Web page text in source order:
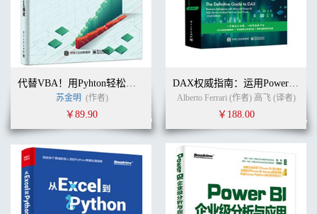
第5章 发布Power BI报表 / 135
5.1 Power BI Online菜单介绍与发布工作簿 / 135
5.1.1 Power BI Online菜单介绍 / 135
5.1.2 发布报表内容 / 137
5.1.3 内容类型简介 / 139
5.1.4 Power BI Desktop读取Power BI Online数据源 / 140
5.2 Power BI Online的特色功能介绍 / 141
5.2.2 快速见解 / 143
5.2.3 创建仪表板 / 143
5.3 共享仪表板和OneDrive数据源 / 145
5.3.1 共享仪表板 / 145
5.3.2 分享数据源 / 147
5.3.3 Power BI Mobile / 149
5.4 数据刷新设置 / 151
代替VBA！用Pyhton轻松实现Excel编程
苏金明 (作者)
￥89.90
DAX权威指南：运用Power BI、SQL Server Analysis Services和Excel实现商业智能分析（第2版）
Alberto Ferrari (作者) 高飞 (译者)
￥188.00